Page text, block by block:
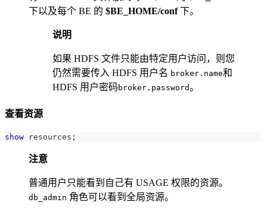
下以及每个 BE 的 $BE_HOME/conf下。
说明
如果 HDFS 文件只能由特定用户访问，则您
仍然需要传入 HDFS 用户名 broker.name和
HDFS 用户密码 broker.password。
查看资源
show resources ;
注意
普通用户只能看到自己有 USAGE 权限的资源。
db_admin 角色可以看到全局资源。